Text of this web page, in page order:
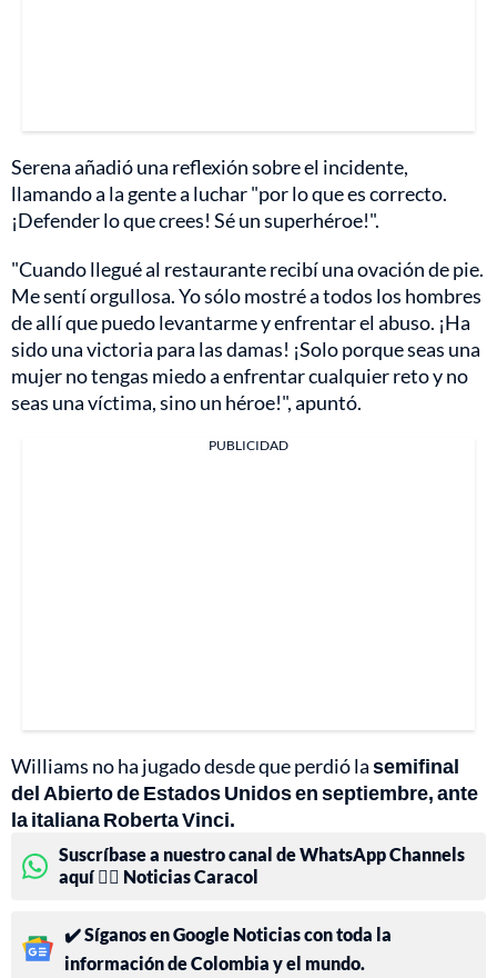
Serena añadió una reflexión sobre el incidente,
llamando a la gente a luchar "por lo que es correcto.
¡Defender lo que crees! Sé un superhéroe!".
"Cuando llegué al restaurante recibí una ovación de pie.
Me sentí orgullosa. Yo sólo mostré a todos los hombres
de allí que puedo levantarme y enfrentar el abuso. ¡Ha
sido una victoria para las damas! ¡Solo porque seas una
mujer no tengas miedo a enfrentar cualquier reto y no
seas una víctima, sino un héroe!", apuntó.
PUBLICIDAD
Williams no ha jugado desde que perdió lasemifinal
del Abierto de Estados Unidos en septiembre, ante
la italiana Roberta Vinci.
Suscríbase a nuestro canal de WhatsApp Channels
aquí 👉🏻 Noticias Caracol
✔️ Síganos en Google Noticias con toda la
información de Colombia y el mundo.